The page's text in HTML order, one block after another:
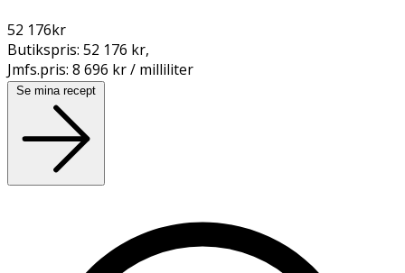
52 176kr
Butikspris: 52 176 kr,
Jmfs.pris: 8 696 kr / milliliter
Se mina recept